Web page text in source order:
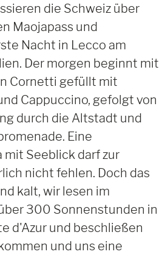
die Schweiz über
Maojapass und
Nacht in Lecco am
Der morgen beginnt mit
Cornetti gefüllt mit
Cappuccino, gefolgt von
durch die Altstadt und
Eine
mit Seeblick darf zur
nicht fehlen. Doch das
kalt, wir lesen im
300 Sonnenstunden in
d'Azur und beschließen
und uns eine